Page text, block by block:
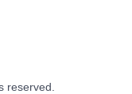
reserved.